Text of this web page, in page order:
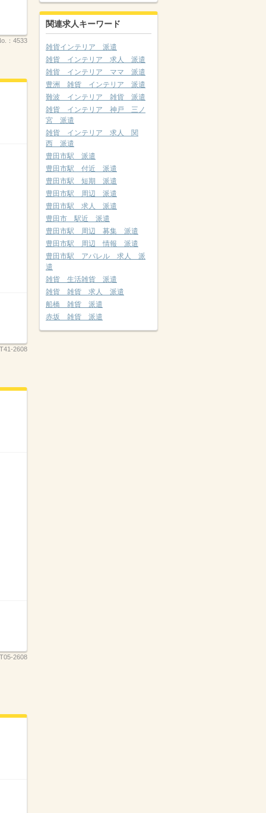
： 4533
2608
2608
関連求人キーワード
雑貨インテリア 派遣
雑貨 インテリア 求人 派遣
雑貨 インテリア ママ 派遣
豊洲 雑貨 インテリア 派遣
難波 インテリア 雑貨 派遣
雑貨 インテリア 神戸 三ノ
宮 派遣
雑貨 インテリア 求人 関
西 派遣
豊田市駅 派遣
豊田市駅 付近 派遣
豊田市駅 短期 派遣
豊田市駅 周辺 派遣
豊田市駅 求人 派遣
豊田市 駅近 派遣
豊田市駅 周辺 募集 派遣
豊田市駅 周辺 情報 派遣
豊田市駅 アパレル 求人 派
遣
雑貨 生活雑貨 派遣
雑貨 雑貨 求人 派遣
船橋 雑貨 派遣
赤坂 雑貨 派遣